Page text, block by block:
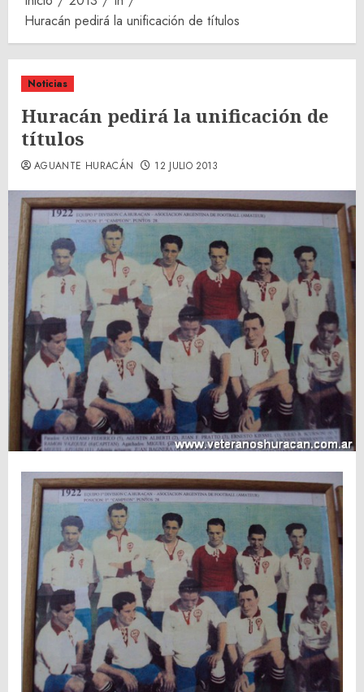
Huracán pedirá la unificación de títulos
Noticias
Huracán pedirá la unificación de
títulos
AGUANTE HURACÁN 12 JULIO 2013